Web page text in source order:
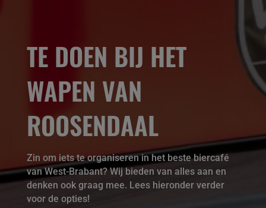
TE DOEN BIJ HET
WAPEN VAN
ROOSENDAAL
Zin om iets te organiseren in het beste biercafé
van West-Brabant? Wij bieden van alles aan en
denken ook graag mee. Lees hieronder verder
voor de opties!